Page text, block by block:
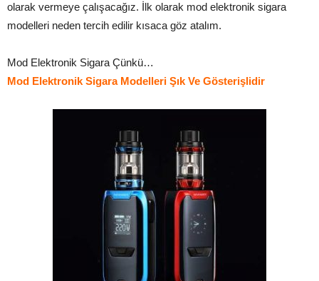
olarak vermeye çalışacağız. İlk olarak mod elektronik sigara
modelleri neden tercih edilir kısaca göz atalım.
Mod Elektronik Sigara Çünkü…
Mod Elektronik Sigara Modelleri Şık Ve Gösterişlidir